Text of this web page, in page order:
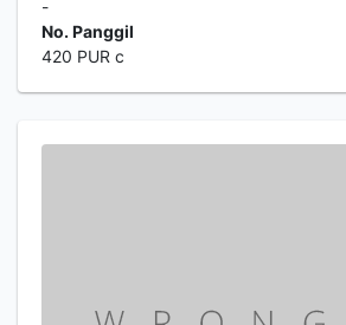
-
No. Panggil
420 PUR c